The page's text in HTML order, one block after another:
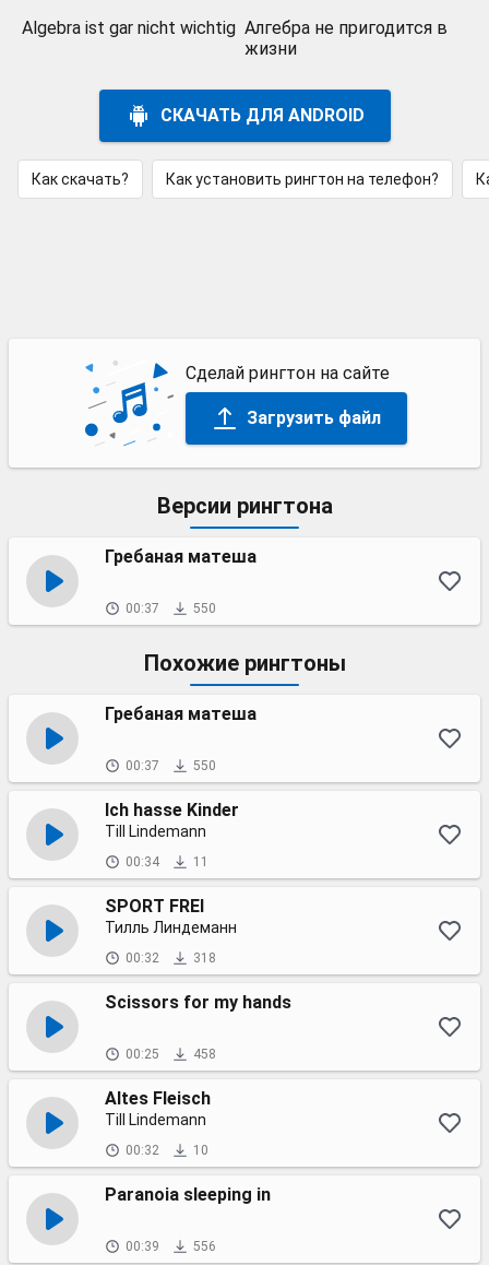
Algebra ist gar nicht wichtig Алгебра не пригодится в
жизни
СКАЧАТЬ ДЛЯ ANDROID
Как скачать? Как установить рингтон на телефон?
Сделай рингтон на сайте
Загрузить файл
Версии рингтона
Гребаная матеша
00:37 550
Похожие рингтоны
Гребаная матеша
00:37 550
Ich hasse Kinder
Till Lindemann
00:34 11
SPORT FREI
Тилль Линдеманн
00:32 318
Scissors for my hands
00:25 458
Altes Fleisch
Till Lindemann
00:32 10
Paranoia sleeping in
00:39 556